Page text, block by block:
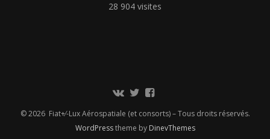
28 904 visites
Communauté
TwitterPage
© 2026 Fiat+⁄-Lux Aérospatiale (et consorts) – Tous droits réservés.
WordPresstheme by DinevThemes